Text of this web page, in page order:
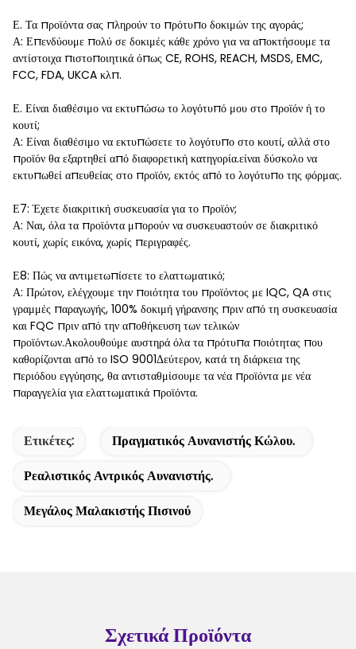
Ε. Τα προϊόντα σας πληρούν το πρότυπο δοκιμών της αγοράς;
Α: Επενδύουμε πολύ σε δοκιμές κάθε χρόνο για να αποκτήσουμε τα
αντίστοιχα πιστοποιητικά όπως CE, ROHS, REACH, MSDS, EMC,
FCC, FDA, UKCA κλπ.
Ε. Είναι διαθέσιμο να εκτυπώσω το λογότυπό μου στο προϊόν ή το
κουτί;
Α: Είναι διαθέσιμο να εκτυπώσετε το λογότυπο στο κουτί, αλλά στο
προϊόν θα εξαρτηθεί από διαφορετική κατηγορία.είναι δύσκολο να
εκτυπωθεί απευθείας στο προϊόν, εκτός από το λογότυπο της φόρμας.
Ε7: Έχετε διακριτική συσκευασία για το προϊόν;
Α: Ναι, όλα τα προϊόντα μπορούν να συσκευαστούν σε διακριτικό
κουτί, χωρίς εικόνα, χωρίς περιγραφές.
Ε8: Πώς να αντιμετωπίσετε το ελαττωματικό;
Α: Πρώτον, ελέγχουμε την ποιότητα του προϊόντος με IQC, QA στις
γραμμές παραγωγής, 100% δοκιμή γήρανσης πριν από τη συσκευασία
και FQC πριν από την αποθήκευση των τελικών
προϊόντων.Ακολουθούμε αυστηρά όλα τα πρότυπα ποιότητας που
καθορίζονται από το ISO 9001Δεύτερον, κατά τη διάρκεια της
περιόδου εγγύησης, θα αντισταθμίσουμε τα νέα προϊόντα με νέα
παραγγελία για ελαττωματικά προϊόντα.
Ετικέτες:
Πραγματικός Αυνανιστής Κώλου.
Ρεαλιστικός Αντρικός Αυνανιστής.
Μεγάλος Μαλακιστής Πισινού
Σχετικά Προϊόντα